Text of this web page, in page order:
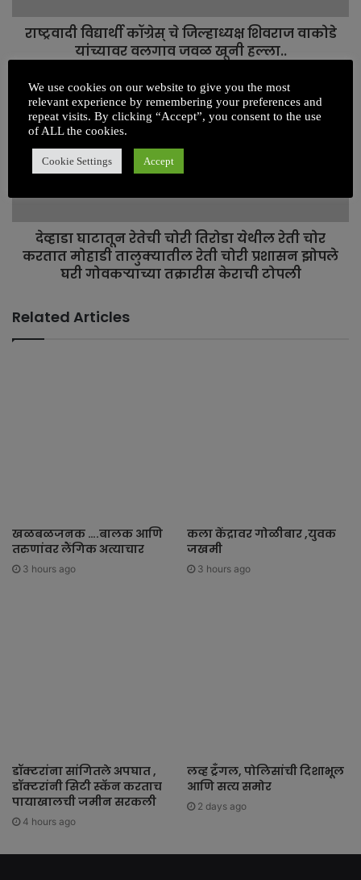
राष्ट्रवादी विद्यार्थी कॉग्रेस् चे जिल्हाध्यक्ष शिवराज वाकोडे
यांच्यावर वलगाव जवळ खूनी हल्ला..
देव्हाडा घाटातून रेतेची चोरी तिरोडा येथील रेती चोर
करतात मोहाडी तालुक्यातील रेती चोरी प्रशासन झोपले
घरी गोवकऱ्याच्या तक्रारीस केराची टोपली
Related Articles
खळबळजनक ….बालक आणि
तरुणांवर लैंगिक अत्याचार
3 hours ago
कला केंद्रावर गोळीबार ,युवक
जखमी
3 hours ago
डॉक्टरांना सांगितले अपघात ,
डॉक्टरांनी सिटी स्कॅन करताच
पायाखालची जमीन सरकली
4 hours ago
लव्ह ट्रँगल, पोलिसांची दिशाभूल
आणि सत्य समोर
2 days ago
We use cookies on our website to give you the most
relevant experience by remembering your preferences and
repeat visits. By clicking “Accept”, you consent to the use
of ALL the cookies.
Cookie Settings Accept